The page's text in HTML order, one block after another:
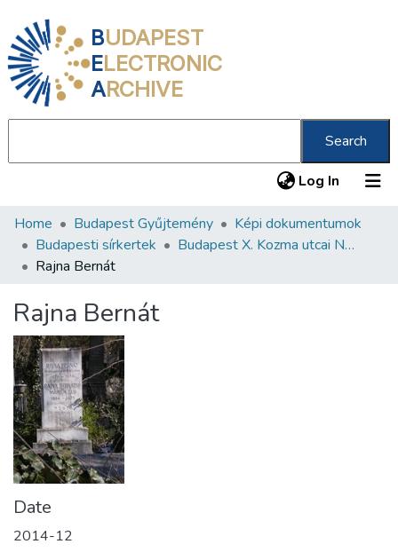
BUDAPEST
ELECTRONIC
ARCHIVE
Search
Log In (current)
Communities & Collections
All of DSpace
About us
Home Budapest Gyűjtemény
Képi dokumentumok
Budapesti sírkertek
Budapest X. Kozma utcai Neológ Zsidó Temető
Rajna Bernát
Rajna Bernát
Date
2014-12